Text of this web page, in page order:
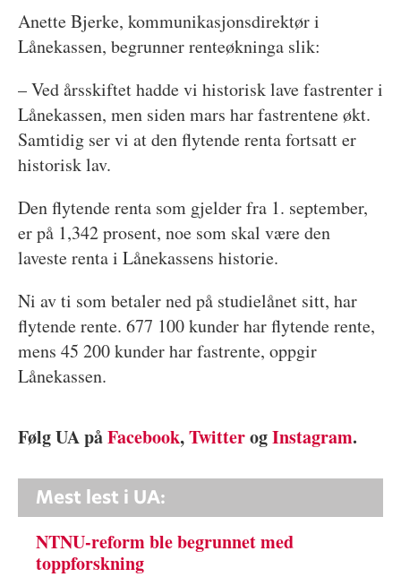
Anette Bjerke, kommunikasjonsdirektør i
Lånekassen, begrunner renteøkninga slik:
– Ved årsskiftet hadde vi historisk lave fastrenter i
Lånekassen, men siden mars har fastrentene økt.
Samtidig ser vi at den flytende renta fortsatt er
historisk lav.
Den flytende renta som gjelder fra 1. september,
er på 1,342 prosent, noe som skal være den
laveste renta i Lånekassens historie.
Ni av ti som betaler ned på studielånet sitt, har
flytende rente. 677 100 kunder har flytende rente,
mens 45 200 kunder har fastrente, oppgir
Lånekassen.
Følg UA påFacebook,TwitterogInstagram.
Mest lest i UA:
NTNU-reform ble begrunnet med
toppforskning